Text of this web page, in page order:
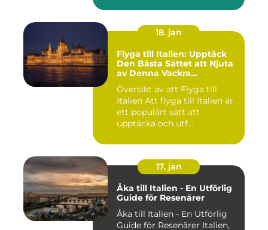
18. jan
Flyga till Italien: Upptäck
Den Bästa Sättet att Njuta
av Denna Vackra
Destination
Översikt av att Flyga till
Italien Att flyga till Italien är
ett populärt sätt att
upptäcka och utf...
17. jan
Åka till Italien - En Utförlig
Guide för Resenärer
Åka till Italien - En Utförlig
Guide för Resenärer Italien,